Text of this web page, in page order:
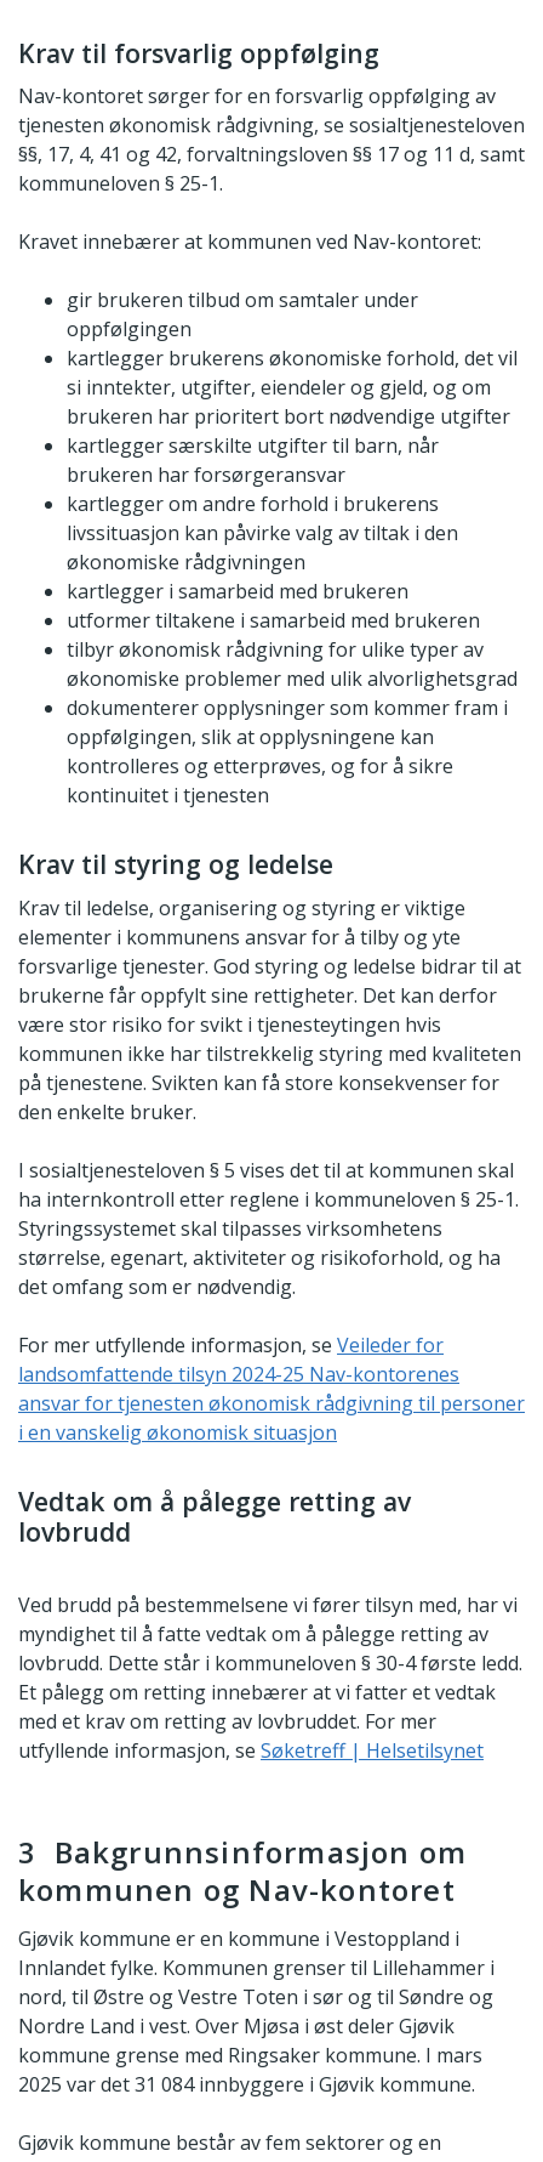
Krav til forsvarlig oppfølging
Nav-kontoret sørger for en forsvarlig oppfølging av
tjenesten økonomisk rådgivning, se sosialtjenesteloven
§§, 17, 4, 41 og 42, forvaltningsloven §§ 17 og 11 d, samt
kommuneloven § 25-1.
Kravet innebærer at kommunen ved Nav-kontoret:
gir brukeren tilbud om samtaler under
oppfølgingen
kartlegger brukerens økonomiske forhold, det vil
si inntekter, utgifter, eiendeler og gjeld, og om
brukeren har prioritert bort nødvendige utgifter
kartlegger særskilte utgifter til barn, når
brukeren har forsørgeransvar
kartlegger om andre forhold i brukerens
livssituasjon kan påvirke valg av tiltak i den
økonomiske rådgivningen
kartlegger i samarbeid med brukeren
utformer tiltakene i samarbeid med brukeren
tilbyr økonomisk rådgivning for ulike typer av
økonomiske problemer med ulik alvorlighetsgrad
dokumenterer opplysninger som kommer fram i
oppfølgingen, slik at opplysningene kan
kontrolleres og etterprøves, og for å sikre
kontinuitet i tjenesten
Krav til styring og ledelse
Krav til ledelse, organisering og styring er viktige
elementer i kommunens ansvar for å tilby og yte
forsvarlige tjenester. God styring og ledelse bidrar til at
brukerne får oppfylt sine rettigheter. Det kan derfor
være stor risiko for svikt i tjenesteytingen hvis
kommunen ikke har tilstrekkelig styring med kvaliteten
på tjenestene. Svikten kan få store konsekvenser for
den enkelte bruker.
I sosialtjenesteloven § 5 vises det til at kommunen skal
ha internkontroll etter reglene i kommuneloven § 25-1.
Styringssystemet skal tilpasses virksomhetens
størrelse, egenart, aktiviteter og risikoforhold, og ha
det omfang som er nødvendig.
For mer utfyllende informasjon, se Veileder for
landsomfattende tilsyn 2024-25 Nav-kontorenes
ansvar for tjenesten økonomisk rådgivning til personer
i en vanskelig økonomisk situasjon
Vedtak om å pålegge retting av
lovbrudd
Ved brudd på bestemmelsene vi fører tilsyn med, har vi
myndighet til å fatte vedtak om å pålegge retting av
lovbrudd. Dette står i kommuneloven § 30-4 første ledd.
Et pålegg om retting innebærer at vi fatter et vedtak
med et krav om retting av lovbruddet. For mer
utfyllende informasjon, se Søketreff | Helsetilsynet
3 Bakgrunnsinformasjon om
kommunen og Nav-kontoret
Gjøvik kommune er en kommune i Vestoppland i
Innlandet fylke. Kommunen grenser til Lillehammer i
nord, til Østre og Vestre Toten i sør og til Søndre og
Nordre Land i vest. Over Mjøsa i øst deler Gjøvik
kommune grense med Ringsaker kommune. I mars
2025 var det 31 084 innbyggere i Gjøvik kommune.
Gjøvik kommune består av fem sektorer og en